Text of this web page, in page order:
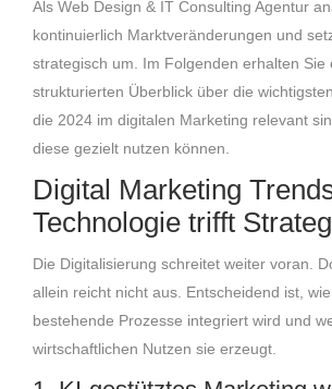
Als Web Design & IT Consulting Agentur
kontinuierlich Marktveränderungen und
strategisch um. Im Folgenden erhalten Sie
strukturierten Überblick über die
die 2024 im digitalen Marketing relevant
diese gezielt nutzen können.
Digital Marketing
Technologie trifft
Die Digitalisierung schreitet weiter voran.
allein reicht nicht aus. Entscheidend ist,
bestehende Prozesse integriert wird und
wirtschaftlichen Nutzen sie erzeugt.